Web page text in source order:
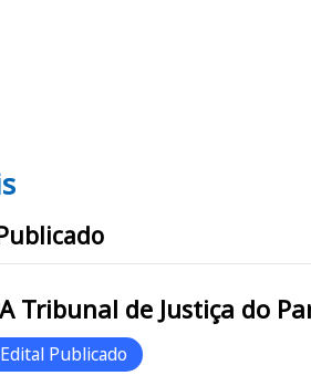
TJ PA Tribunal de Justiça
Edital Publicado